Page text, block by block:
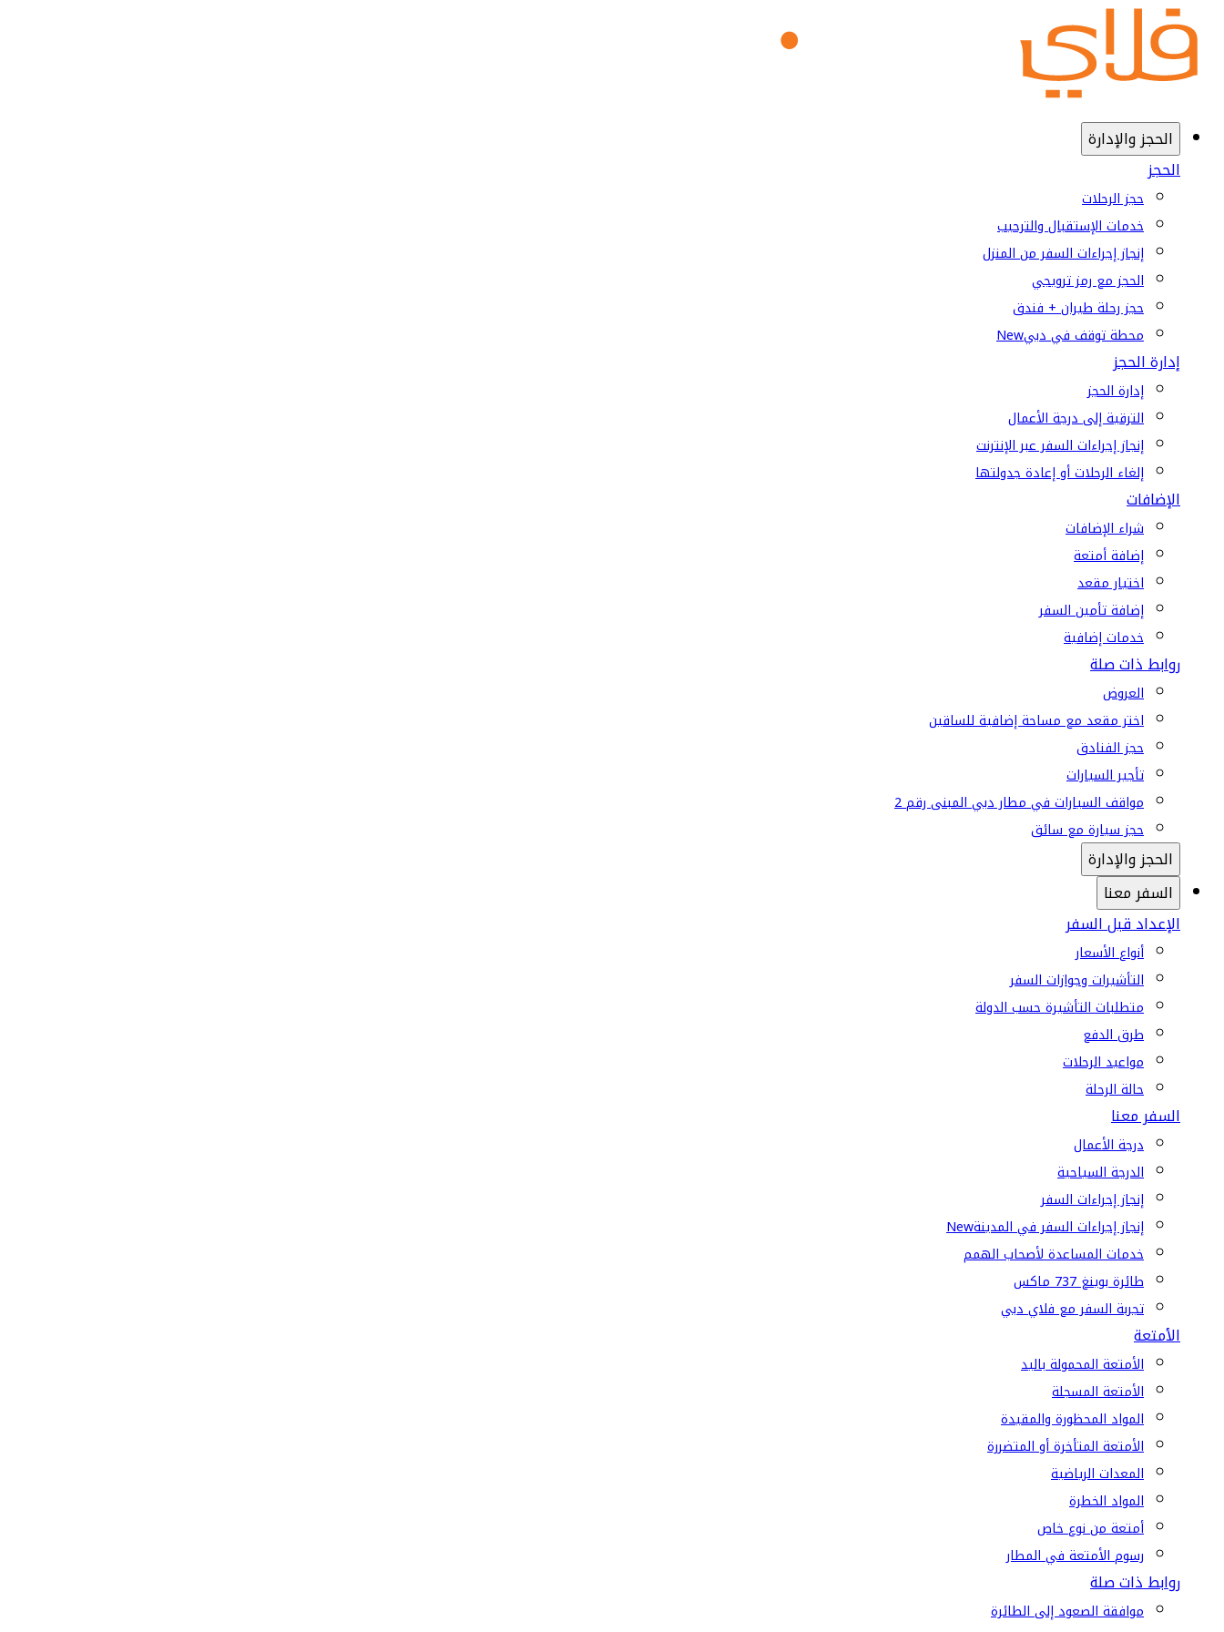
الحجز والإدارة
الحجز
حجز الرحلات
خدمات الإستقبال والترحيب
إنجاز إجراءات السفر من المنزل
الحجز مع رمز ترويجي
حجز رحلة طيران + فندق
محطة توقف في دبيNew
إدارة الحجز
إدارة الحجز
الترقية إلى درجة الأعمال
إنجاز إجراءات السفر عبر الإنترنت
إلغاء الرحلات أو إعادة جدولتها
الإضافات
شراء الإضافات
إضافة أمتعة
اختيار مقعد
إضافة تأمين السفر
خدمات إضافية
روابط ذات صلة
العروض
اختر مقعد مع مساحة إضافية للساقين
حجز الفنادق
تأجير السيارات
مواقف السيارات في مطار دبي المبنى رقم 2
حجز سيارة مع سائق
الحجز والإدارة
السفر معنا
الإعداد قبل السفر
أنواع الأسعار
التأشيرات وجوازات السفر
متطلبات التأشيرة حسب الدولة
طرق الدفع
مواعيد الرحلات
حالة الرحلة
السفر معنا
درجة الأعمال
الدرجة السياحية
إنجاز إجراءات السفر
إنجاز إجراءات السفر في المدينةNew
خدمات المساعدة لأصحاب الهمم
طائرة بوينغ 737 ماكس
تجربة السفر مع فلاي دبي
الأمتعة
الأمتعة المحمولة باليد
الأمتعة المسجلة
المواد المحظورة والمقيدة
الأمتعة المتأخرة أو المتضررة
المعدات الرياضية
المواد الخطرة
أمتعة من نوع خاص
رسوم الأمتعة في المطار
روابط ذات صلة
موافقة الصعود إلى الطائرة